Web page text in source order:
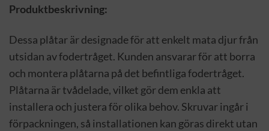
Produktbeskrivning:
Dessa plåtar är designade för att enkelt mata djur från
utsidan av fodertråget. Kunden ansvarar för att borra
och montera plåtarna på det befintliga fodertråget.
Plåtarna är tvådelade, vilket gör dem enkla att
installera och justera för olika behov. Skruvar ingår i
förpackningen, så installationen kan göras direkt utan